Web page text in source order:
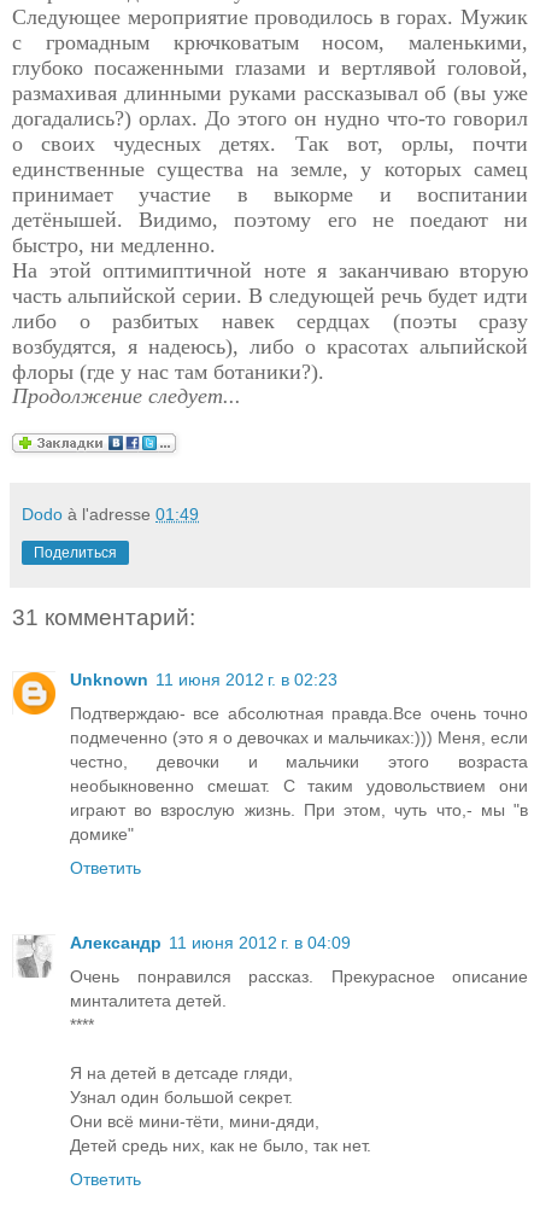
Следующее мероприятие проводилось в горах. Мужик
с громадным крючковатым носом, маленькими,
глубоко посаженными глазами и вертлявой головой,
размахивая длинными руками рассказывал об (вы уже
догадались?) орлах. До этого он нудно что-то говорил
о своих чудесных детях. Так вот, орлы, почти
единственные существа на земле, у которых самец
принимает участие в выкорме и воспитании
детёнышей. Видимо, поэтому его не поедают ни
быстро, ни медленно.
На этой оптимиптичной ноте я заканчиваю вторую
часть альпийской серии. В следующей речь будет идти
либо о разбитых навек сердцах (поэты сразу
возбудятся, я надеюсь), либо о красотах альпийской
флоры (где у нас там ботаники?).
Продолжение следует...
Dodo à l'adresse 01:49
Поделиться
31 комментарий:
Unknown 11 июня 2012 г. в 02:23
Подтверждаю- все абсолютная правда.Все очень точно
подмеченно (это я о девочках и мальчиках:))) Меня, если
честно, девочки и мальчики этого возраста
необыкновенно смешат. С таким удовольствием они
играют во взрослую жизнь. При этом, чуть что,- мы "в
домике"
Ответить
Александр 11 июня 2012 г. в 04:09
Очень понравился рассказ. Прекурасное описание
минталитета детей.
****
Я на детей в детсаде гляди,
Узнал один большой секрет.
Они всё мини-тёти, мини-дяди,
Детей средь них, как не было, так нет.
Ответить